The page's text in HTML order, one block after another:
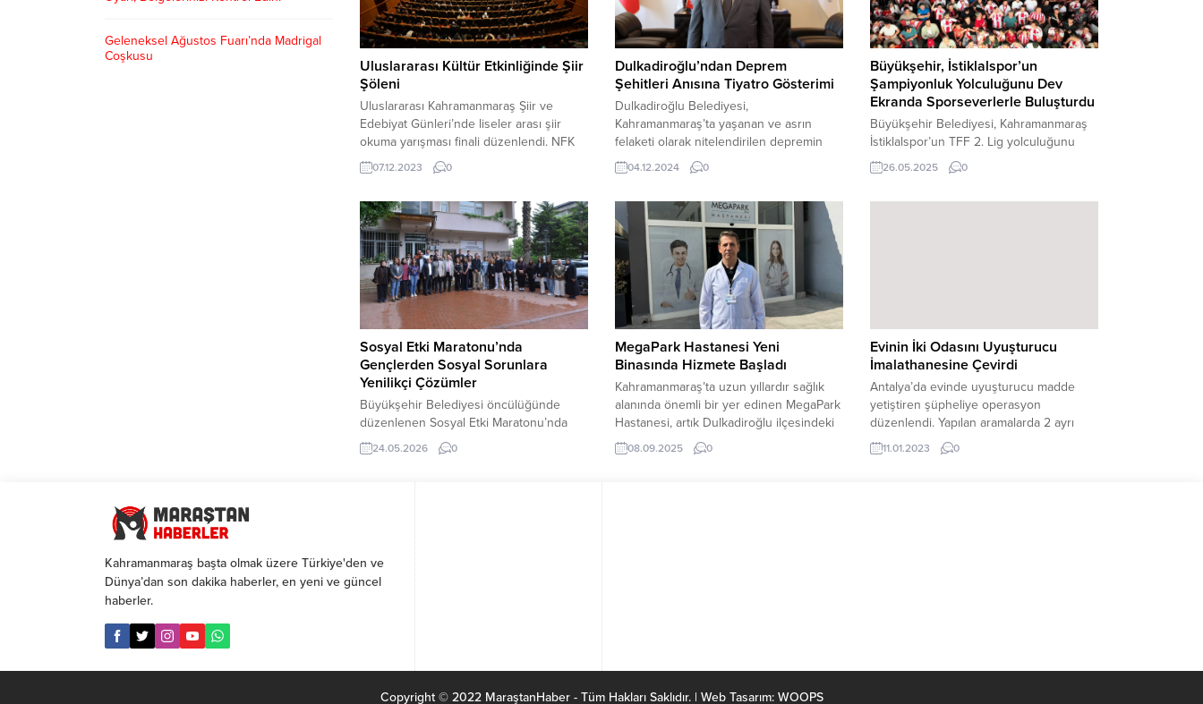
Uluslararası Kültür Etkinliğinde Şiir
Şöleni
Uluslararası Kahramanmaraş Şiir ve
Edebiyat Günleri’nde liseler arası şiir
okuma yarışması finali düzenlendi. NFK
Kültür Merkezi’nde düzenlenen
yarışmada öğrenciler birbirinden değerli
edebiyatın başkentinde Kahramanmaraş
Büyükşehir Belediyesi tarafından
‘Edebiyat İyileştirir’ mottosuyla bu yıl
4’üncüsü düzenlenen Uluslararası Şiir ve
Edebiyat Günleri, dördüncü gününde şiir
şölenine ev...
07.12.2023 0
Dulkadiroğlu’ndan Deprem
Şehitleri Anısına Tiyatro Gösterimi
Dulkadiroğlu Belediyesi,
Kahramanmaraş’ta yaşanan ve asrın
felaketi olarak nitelendirilen depremin
yaralarını sarmak, deprem şehitlerini
anmak ve toplumsal farkındalık
imza atıyor. Belediye Başkanı Mehmet
Akpınar’ın öncülüğünde düzenlenen
“Son Gün 72 Saat” adlı tiyatro gösterisi, 9
Aralık Pazartesi günü saat 20.00’de
Mehmet Akif Ersoy Kültür Merkezi’nde
sahnelenecek.Tiyatro...
04.12.2024 0
Büyükşehir, İstiklalspor’un
Şampiyonluk Yolculuğunu Dev
Ekranda Sporseverlerle Buluşturdu
Büyükşehir Belediyesi, Kahramanmaraş
İstiklalspor’un TFF 2. Lig yolculuğunu
Milli İrade Meydanı’nda kurduğu dev
ekranda sporseverlerle buluşturdu.
26.05.2025 0
Sosyal Etki Maratonu’nda
Gençlerden Sosyal Sorunlara
Yenilikçi Çözümler
Büyükşehir Belediyesi öncülüğünde
düzenlenen Sosyal Etki Maratonu’nda
gençler; teknoloji, eğitim, kültür ve
toplumsal dayanışma alanlarında
programında başarılı bulunan projeler
ödüllendirilirken, organizasyon genç
girişimciliğine güçlü destek sundu.
Kahramanmaraş Büyükşehir Belediyesi
öncülüğünde gençlerin sosyal girişimcilik
alanındaki fikirlerini hayata geçirmelerine
katkı sunmak amacıyla düzenlenen
Sosyal Etki Maratonu, final programı...
24.05.2026 0
MegaPark Hastanesi Yeni
Binasında Hizmete Başladı
Kahramanmaraş’ta uzun yıllardır sağlık
alanında önemli bir yer edinen MegaPark
Hastanesi, artık Dulkadiroğlu ilçesindeki
yeni binasında hizmet vermeye başladı. 7
Temmuz itibarıyla hasta kabulüne
08.09.2025 0
Evinin İki Odasını Uyuşturucu
İmalathanesine Çevirdi
Antalya’da evinde uyuşturucu madde
yetiştiren şüpheliye operasyon
düzenlendi. Yapılan aramalarda 2 ayrı
odada 70 kök Hint keneviri, 28 paket
esrar ele geçirildi. Antalya’nın Manavgat
11.01.2023 0
Geleneksel Ağustos Fuarı’nda Madrigal
Coşkusu
Kahramanmaraş başta olmak üzere Türkiye'den ve
Dünya’dan son dakika haberler, en yeni ve güncel
haberler.
Copyright © 2022 MaraştanHaber - Tüm Hakları Saklıdır. | Web Tasarım: WOOPS